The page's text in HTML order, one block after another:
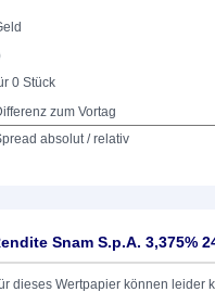
0 Stück
zum Vortag
absolut / relativ
Snam S.p.A. 3,375%
dieses Wertpapier können leider